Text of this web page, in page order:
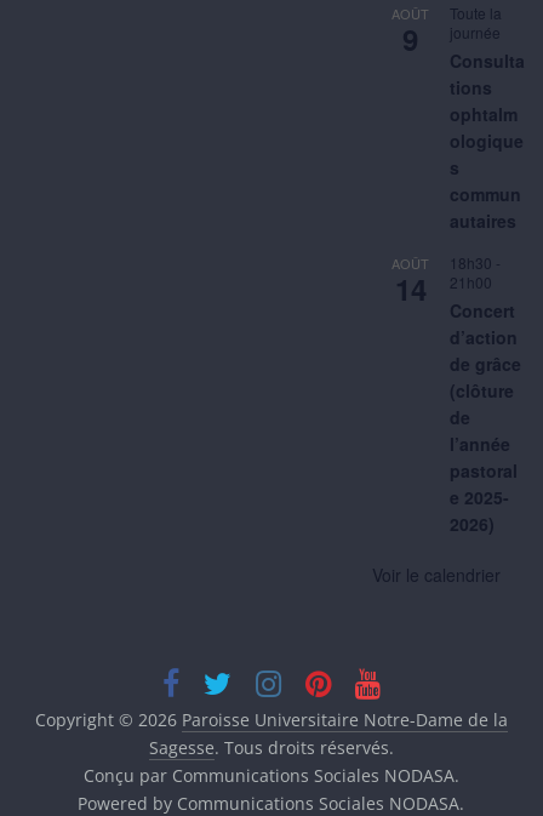
AOÛT
9
Toute la
journée
Consulta
tions
ophtalm
ologique
s
commun
autaires
AOÛT
14
18h30 -
21h00
Concert
d’action
de grâce
(clôture
de
l’année
pastoral
e 2025-
2026)
Voir le calendrier
Copyright © 2026 Paroisse Universitaire Notre-Dame de la
Sagesse. Tous droits réservés.
Conçu par Communications Sociales NODASA.
Powered by Communications Sociales NODASA.